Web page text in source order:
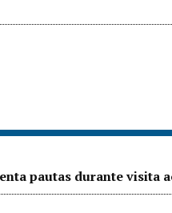
pautas durante visita